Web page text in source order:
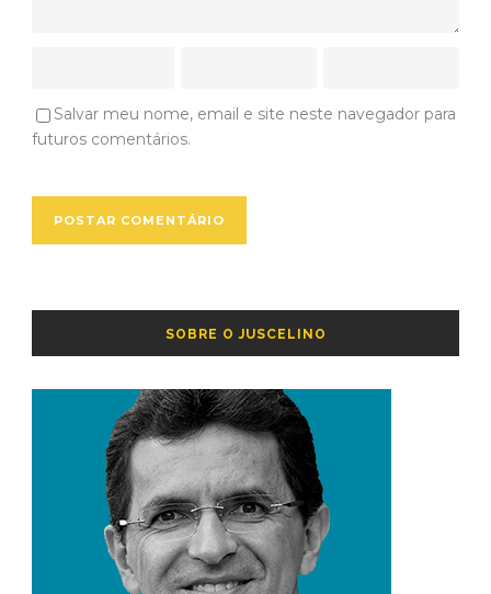
Salvar meu nome, email e site neste navegador para
futuros comentários.
SOBRE O JUSCELINO